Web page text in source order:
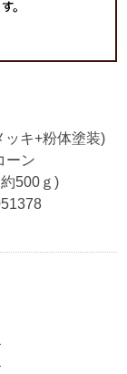
ッキ+粉体塗装)
ーン
500ｇ)